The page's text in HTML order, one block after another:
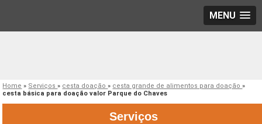
MENU
Home » Serviços» cesta doação» cesta grande de alimentos para doação»
cesta básica para doação valor Parque do Chaves
Serviços